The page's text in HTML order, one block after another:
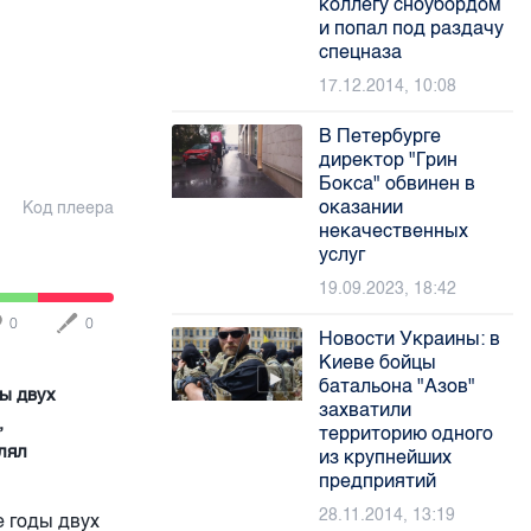
Код плеера
0 0
двух
годы двух
и попал под раздачу
спецназа
17.12.2014, 10:08
В Петербурге
директор "Грин
Бокса" обвинен в
оказании
некачественных
услуг
19.09.2023, 18:42
Новости Украины: в
Киеве бойцы
батальона "Азов"
захватили
территорию одного
из крупнейших
предприятий
28.11.2014, 13:19